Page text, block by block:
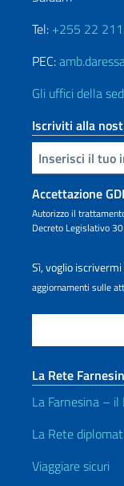
Tel: +255 22
PEC:
Gli uffici della
Iscriviti alla
Inserisci la tua email
Accettazione
Autorizzo il
Decreto Legislativo
Sì, voglio
aggiornamenti sulle
La Rete
La Farnesina – il
La Rete
Viaggiare sicuri